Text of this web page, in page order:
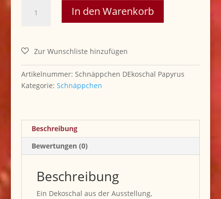
Papyrus
In den Warenkorb
Artikelnummer: Schnäppchen DEkoschal Papyrus
Kategorie: Schnäppchen
Beschreibung
Bewertungen (0)
Beschreibung
Ein Dekoschal aus der Ausstellung,